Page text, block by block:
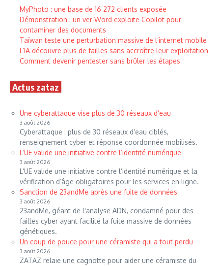
MyPhoto : une base de 16 272 clients exposée
Démonstration : un ver Word exploite Copilot pour
contaminer des documents
Taïwan teste une perturbation massive de l’internet mobile
L’IA découvre plus de failles sans accroître leur exploitation
Comment devenir pentester sans brûler les étapes
Actus zataz
Une cyberattaque vise plus de 30 réseaux d’eau
3 août 2026
Cyberattaque : plus de 30 réseaux d’eau ciblés,
renseignement cyber et réponse coordonnée mobilisés.
L’UE valide une initiative contre l’identité numérique
3 août 2026
L’UE valide une initiative contre l’identité numérique et la
vérification d’âge obligatoires pour les services en ligne.
Sanction de 23andMe après une fuite de données
3 août 2026
23andMe, géant de l'analyse ADN, condamné pour des
failles cyber ayant facilité la fuite massive de données
génétiques.
Un coup de pouce pour une céramiste qui a tout perdu
3 août 2026
ZATAZ relaie une cagnotte pour aider une céramiste du